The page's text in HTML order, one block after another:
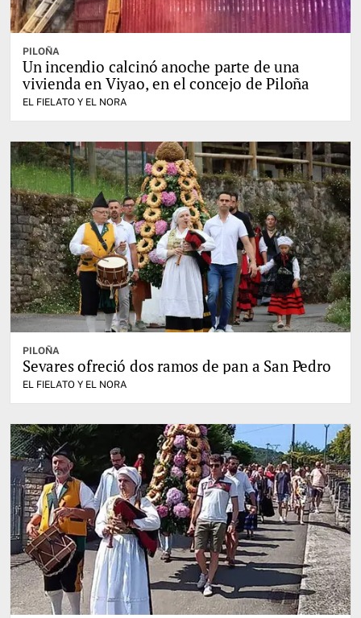
PILOÑA
Un incendio calcinó anoche parte de una
vivienda en Viyao, en el concejo de Piloña
EL FIELATO Y EL NORA
PILOÑA
Sevares ofreció dos ramos de pan a San Pedro
EL FIELATO Y EL NORA